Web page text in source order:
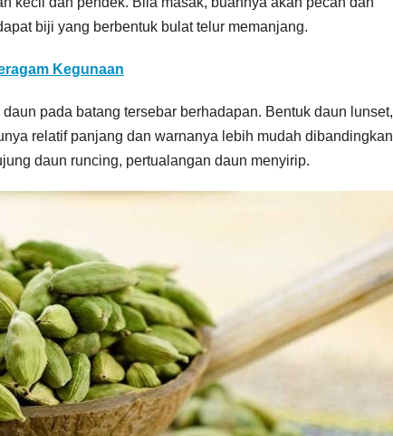
biji yang berbentuk bulat telur memanjang.
Kegunaan
pada batang tersebar berhadapan. Bentuk daun lunset,
relatif panjang dan warnanya lebih mudah dibandingkan
daun runcing, pertualangan daun menyirip.